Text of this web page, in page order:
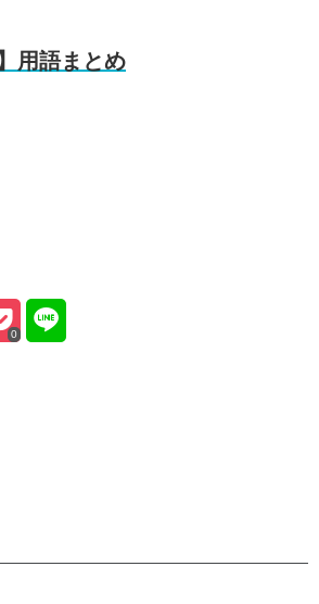
用語まとめ
0